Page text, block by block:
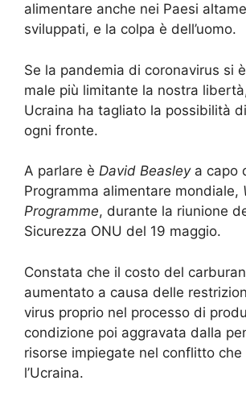
alimentare anche nei Paesi
sviluppati, e la colpa è dell’uomo.
Se la pandemia di coronavirus si
male più limitante la nostra
Ucraina ha tagliato la possibilità
ogni fronte.
A parlare è David Beasleya capo
Programma alimentare mondiale,
Programme, durante la riunione
Sicurezza ONU del 19 maggio.
Constata che il costo del
aumentato a causa delle
virus proprio nel processo di
condizione poi aggravata dalla
risorse impiegate nel conflitto
l’Ucraina.